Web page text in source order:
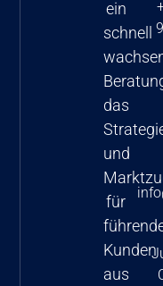
ein
schnell
das
und
für
Kunden
aus